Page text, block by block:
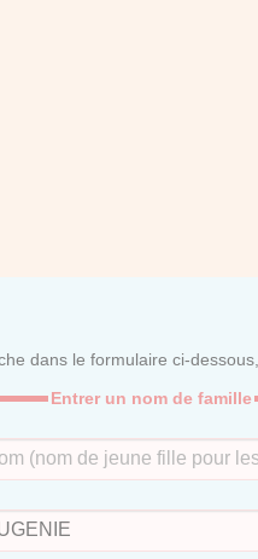
dans le formulaire ci-
Entrer un nom de famille